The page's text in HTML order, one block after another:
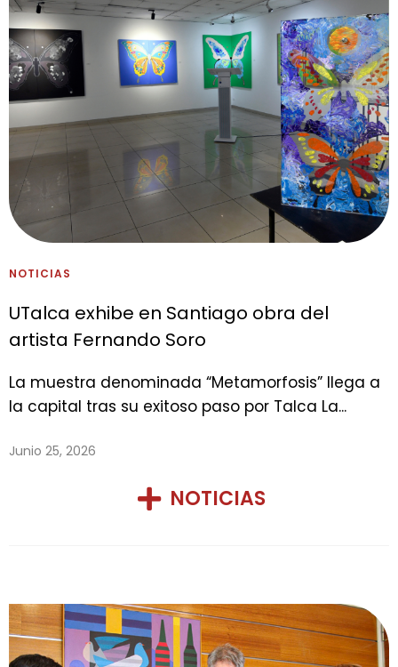
NOTICIAS
UTalca exhibe en Santiago obra del
artista Fernando Soro
La muestra denominada “Metamorfosis” llega a
la capital tras su exitoso paso por Talca La...
Junio 25, 2026
NOTICIAS